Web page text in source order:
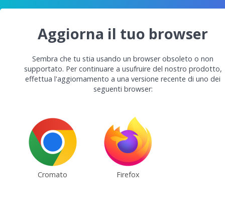
Aggiorna il tuo browser
Sembra che tu stia usando un browser obsoleto o non
supportato. Per continuare a usufruire del nostro prodotto,
effettua l'aggiornamento a una versione recente di uno dei
seguenti browser:
Cromato Firefox